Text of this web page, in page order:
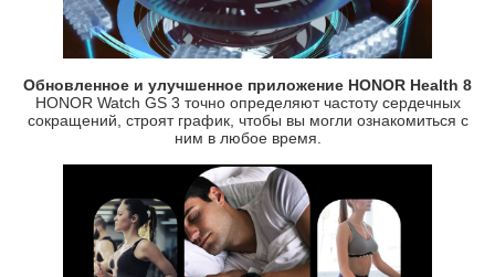
Обновленное и улучшенное приложение HONOR Health 8
HONOR Watch GS 3 точно определяют частоту сердечных
сокращений, строят график, чтобы вы могли ознакомиться с
ним в любое время.